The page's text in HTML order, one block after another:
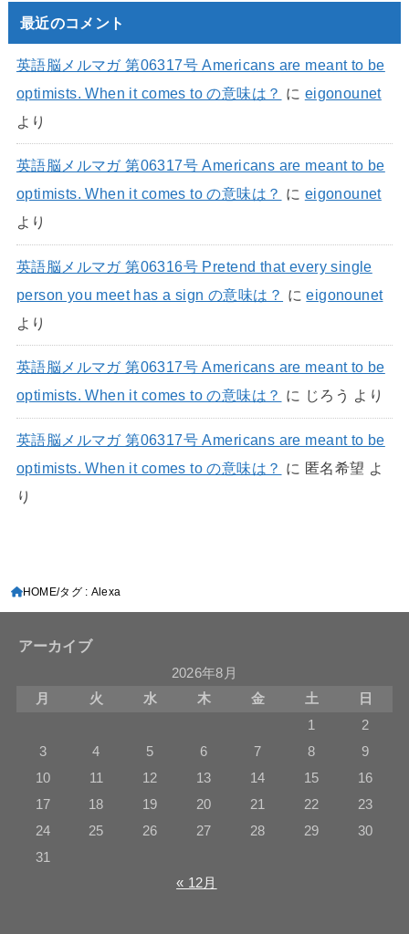
最近のコメント
英語脳メルマガ 第06317号 Americans are meant to be
optimists. When it comes to の意味は？ に eigonounet
より
英語脳メルマガ 第06317号 Americans are meant to be
optimists. When it comes to の意味は？ に eigonounet
より
英語脳メルマガ 第06316号 Pretend that every single
person you meet has a sign の意味は？ にeigonounet
より
英語脳メルマガ 第06317号 Americans are meant to be
optimists. When it comes to の意味は？ に じろう より
英語脳メルマガ 第06317号 Americans are meant to be
optimists. When it comes to の意味は？ に 匿名希望 よ
り
HOME タグ : Alexa
アーカイブ
2026年8月
月
火 水 木 金 土
日
1
2
3
4 5 6 7 8
9
10
11 12 13 14 15
16
17
18 19 20 21 22
23
24
25 26 27 28 29
30
31
« 12月